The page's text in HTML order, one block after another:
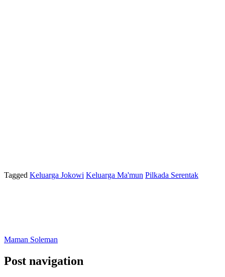
Tagged Keluarga Jokowi Keluarga Ma'mun Pilkada Serentak
Maman Soleman
Post navigation